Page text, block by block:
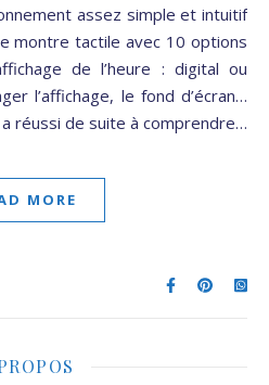
assez simple et intuitif
montre tactile avec 10 options
de l’heure : digital ou
l’affichage, le fond d’écran…
a réussi de suite à comprendre…
MORE